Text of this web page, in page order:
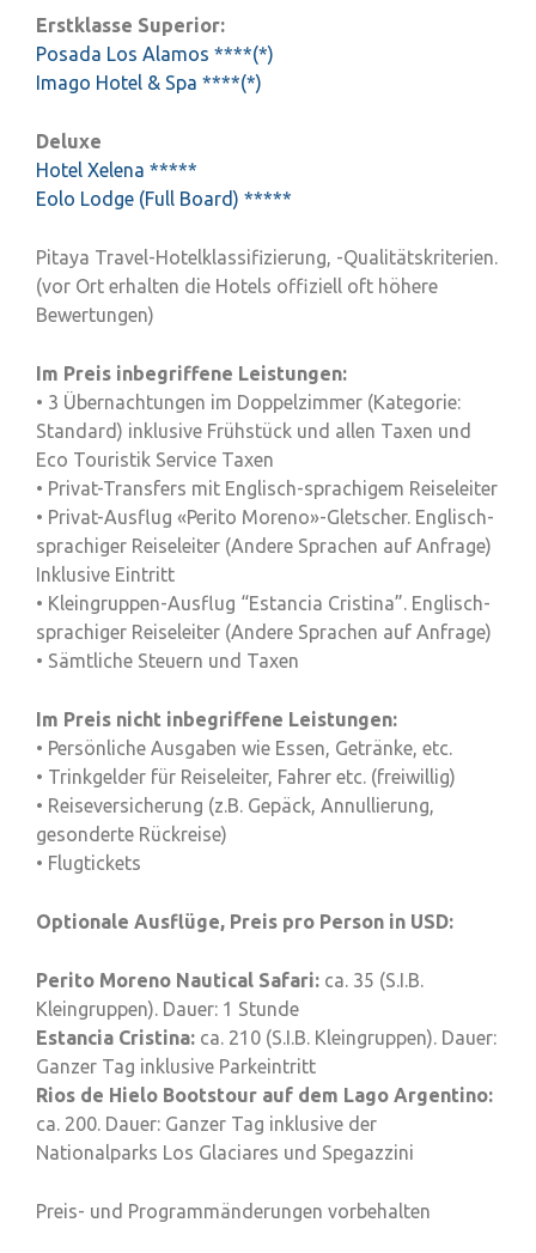
Erstklasse Superior:
Posada Los Alamos ****(*)
Imago Hotel & Spa ****(*)
Deluxe
Hotel Xelena *****
Eolo Lodge (Full Board) *****
Pitaya Travel-Hotelklassifizierung, -Qualitätskriterien.
(vor Ort erhalten die Hotels offiziell oft höhere
Bewertungen)
Im Preis inbegriffene Leistungen:
• 3 Übernachtungen im Doppelzimmer (Kategorie:
Standard) inklusive Frühstück und allen Taxen und
Eco Touristik Service Taxen
• Privat-Transfers mit Englisch-sprachigem Reiseleiter
• Privat-Ausflug «Perito Moreno»-Gletscher. Englisch-
sprachiger Reiseleiter (Andere Sprachen auf Anfrage)
Inklusive Eintritt
• Kleingruppen-Ausflug “Estancia Cristina”. Englisch-
sprachiger Reiseleiter (Andere Sprachen auf Anfrage)
• Sämtliche Steuern und Taxen
Im Preis nicht inbegriffene Leistungen:
• Persönliche Ausgaben wie Essen, Getränke, etc.
• Trinkgelder für Reiseleiter, Fahrer etc. (freiwillig)
• Reiseversicherung (z.B. Gepäck, Annullierung,
gesonderte Rückreise)
• Flugtickets
Optionale Ausflüge, Preis pro Person in USD:
Perito Moreno Nautical Safari: ca. 35 (S.I.B.
Kleingruppen). Dauer: 1 Stunde
Estancia Cristina: ca. 210 (S.I.B. Kleingruppen). Dauer:
Ganzer Tag inklusive Parkeintritt
Rios de Hielo Bootstour auf dem Lago Argentino:
ca. 200. Dauer: Ganzer Tag inklusive der
Nationalparks Los Glaciares und Spegazzini
Preis- und Programmänderungen vorbehalten